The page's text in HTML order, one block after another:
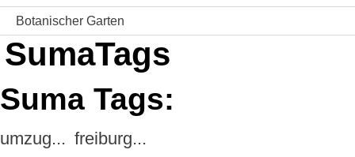
Botanischer Garten
SumaTags
Suma Tags:
umzug... freiburg...